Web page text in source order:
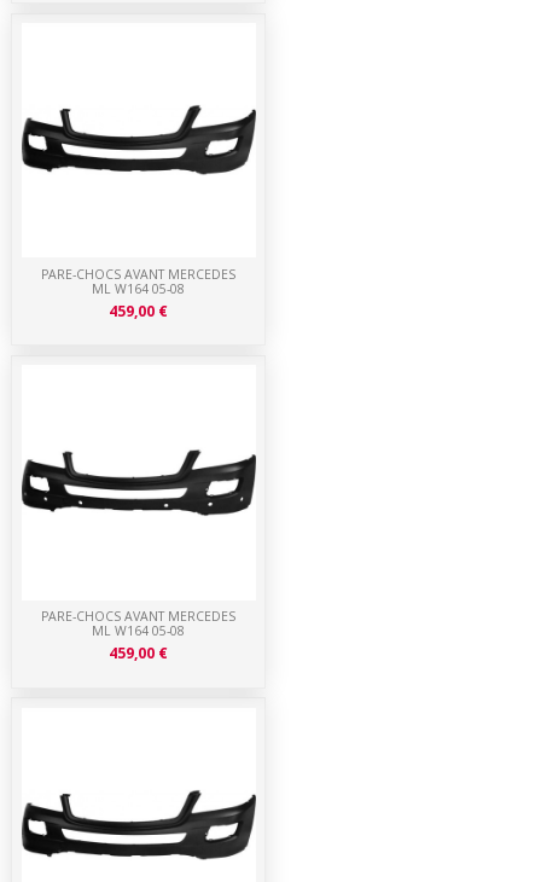
PARE-CHOCS AVANT MERCEDES
ML W164 05-08
459,00 €
PARE-CHOCS AVANT MERCEDES
ML W164 05-08
459,00 €